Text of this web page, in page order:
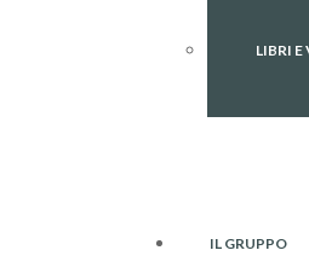
LIBRI E
IL GRUPPO